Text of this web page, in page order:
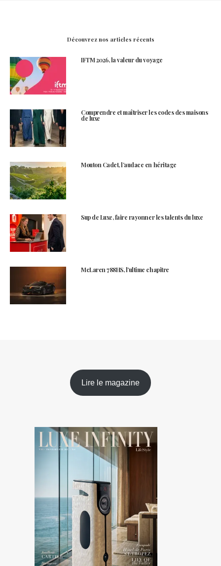
Découvrez nos articles récents
IFTM 2026, la valeur du voyage
Comprendre et maîtriser les codes des maisons
de luxe
Mouton Cadet, l’audace en héritage
Sup de Luxe, faire rayonner les talents du luxe
McLaren 788HS, l’ultime chapitre
Lire le magazine